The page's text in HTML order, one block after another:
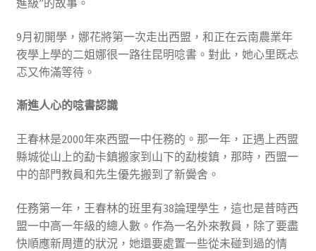
9月初開學，娜花將第一次走出西盟，和正在云南農業年
夜學上學的二姐娜很一路往昆明唸書。對此，她心里既忐
忑又佈滿等待。
漸進人心的唸書認識
王春林是2000年來西盟一中任務的。那一年，正遇上西盟
縣城從山上的勐卡鎮搬家到山下的勐梭鎮，那時，西盟一
中的部門教員和先生優先搬到了新黌舍。
任務第一年，王春林的班里有38論理學生，這也是昔時西
盟一中高一年級的總人數。作為一名外來教員，除了要盡
快順應新周遭的狀況，她還要處置一些從未碰到過的情